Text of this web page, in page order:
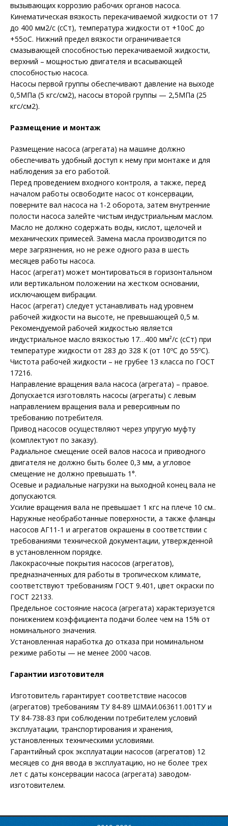
вызывающих коррозию рабочих органов насоса.
Кинематическая вязкость перекачиваемой жидкости от 17
до 400 мм2/с (cCт), температура жидкости от +10оС до
+55оС. Нижний предел вязкости ограничивается
смазывающей способностью перекачиваемой жидкости,
верхний – мощностью двигателя и всасывающей
способностью насоса.
Насосы первой группы обеспечивают давление на выходе
0,5МПа (5 кгс/см2), насосы второй группы — 2,5МПа (25
кгс/см2).
Размещение и монтаж
Размещение насоса (агрегата) на машине должно
обеспечивать удобный доступ к нему при монтаже и для
наблюдения за его работой.
Перед проведением входного контроля, а также, перед
началом работы освободите насос от консервации,
поверните вал насоса на 1-2 оборота, затем внутренние
полости насоса залейте чистым индустриальным маслом.
Масло не должно содержать воды, кислот, щелочей и
механических примесей. Замена масла производится по
мере загрязнения, но не реже одного раза в шесть
месяцев работы насоса.
Насос (агрегат) может монтироваться в горизонтальном
или вертикальном положении на жестком основании,
исключающем вибрации.
Насос (агрегат) следует устанавливать над уровнем
рабочей жидкости на высоте, не превышающей 0,5 м.
Рекомендуемой рабочей жидкостью является
индустриальное масло вязкостью 17…400 мм²/с (сСт) при
температуре жидкости от 283 до 328 К (от 10ºС до 55ºС).
Чистота рабочей жидкости – не грубее 13 класса по ГОСТ
17216.
Направление вращения вала насоса (агрегата) – правое.
Допускается изготовлять насосы (агрегаты) с левым
направлением вращения вала и реверсивным по
требованию потребителя.
Привод насосов осуществляют через упругую муфту
(комплектуют по заказу).
Радиальное смещение осей валов насоса и приводного
двигателя не должно быть более 0,3 мм, а угловое
смещение не должно превышать 1°.
Осевые и радиальные нагрузки на выходной конец вала не
допускаются.
Усилие вращения вала не превышает 1 кгс на плече 10 см..
Наружные необработанные поверхности, а также фланцы
насосов АГ11-1 и агрегатов окрашены в соответствии с
требованиями технической документации, утвержденной
в установленном порядке.
Лакокрасочные покрытия насосов (агрегатов),
предназначенных для работы в тропическом климате,
соответствуют требованиям ГОСТ 9.401, цвет окраски по
ГОСТ 22133.
Предельное состояние насоса (агрегата) характеризуется
понижением коэффициента подачи более чем на 15% от
номинального значения.
Установленная наработка до отказа при номинальном
режиме работы — не менее 2000 часов.
Гарантии изготовителя
Изготовитель гарантирует соответствие насосов
(агрегатов) требованиям ТУ 84-89 ШМАИ.063611.001ТУ и
ТУ 84-738-83 при соблюдении потребителем условий
эксплуатации, транспортирования и хранения,
установленных техническими условиями.
Гарантийный срок эксплуатации насосов (агрегатов) 12
месяцев со дня ввода в эксплуатацию, но не более трех
лет с даты консервации насоса (агрегата) заводом-
изготовителем.